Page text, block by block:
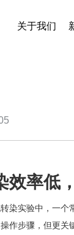
关于我们
效率低
染实验中，一个
作步骤，但更关